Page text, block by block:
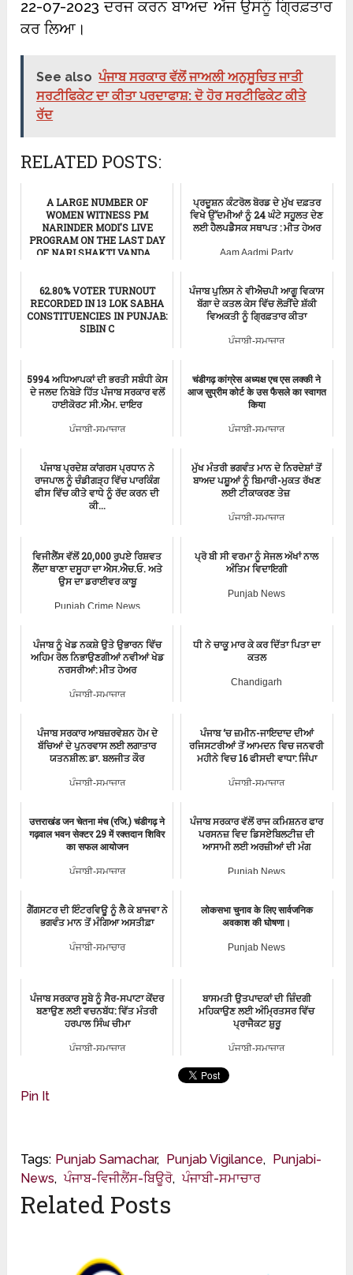
22-07-2023 ਦਰਜ ਕਰਨ ਬਾਅਦ ਅੱਜ ਉਸਨੂੰ ਗ੍ਰਿਫ਼ਤਾਰ
ਕਰ ਲਿਆ।
See also ਪੰਜਾਬ ਸਰਕਾਰ ਵੱਲੋਂ ਜਾਅਲੀ ਅਨੁਸੂਚਿਤ ਜਾਤੀ
ਸਰਟੀਫਿਕੇਟ ਦਾ ਕੀਤਾ ਪਰਦਾਫਾਸ਼: ਦੋ ਹੋਰ ਸਰਟੀਫਿਕੇਟ ਕੀਤੇ
ਰੱਦ
RELATED POSTS:
A LARGE NUMBER OF
WOMEN WITNESS PM
NARINDER MODI'S LIVE
PROGRAM ON THE LAST DAY
OF NARI SHAKTI VANDA...
ਪ੍ਰਦੂਸ਼ਨ ਕੰਟਰੋਲ ਬੋਰਡ ਦੇ ਮੁੱਖ ਦਫ਼ਤਰ
ਵਿਖੇ ਉੱਦਮੀਆਂ ਨੂੰ 24 ਘੰਟੇ ਸਹੂਲਤ ਦੇਣ
ਲਈ ਹੈਲਪਡੈਸਕ ਸਥਾਪਤ : ਮੀਤ ਹੇਅਰ
Aam Aadmi Party
62.80% VOTER TURNOUT
RECORDED IN 13 LOK SABHA
CONSTITUENCIES IN PUNJAB:
SIBIN C
ਪੰਜਾਬ ਪੁਲਿਸ ਨੇ ਵੀਐਚਪੀ ਆਗੂ ਵਿਕਾਸ
ਬੱਗਾ ਦੇ ਕਤਲ ਕੇਸ ਵਿੱਚ ਲੋੜੀਂਦੇ ਸ਼ੱਕੀ
ਵਿਅਕਤੀ ਨੂੰ ਗ੍ਰਿਫ਼ਤਾਰ ਕੀਤਾ
ਪੰਜਾਬੀ-ਸਮਾਚਾਰ
5994 ਅਧਿਆਪਕਾਂ ਦੀ ਭਰਤੀ ਸਬੰਧੀ ਕੇਸ
ਦੇ ਜਲਦ ਨਿਬੇੜੇ ਹਿੱਤ ਪੰਜਾਬ ਸਰਕਾਰ ਵਲੋਂ
ਹਾਈਕੋਰਟ ਸੀ.ਐਮ. ਦਾਇਰ
ਪੰਜਾਬੀ-ਸਮਾਚਾਰ
चंडीगढ़ कांग्रेस अध्यक्ष एच एस लक्की ने
आज सुप्रीम कोर्ट के उस फैसले का स्वागत
किया
ਪੰਜਾਬੀ-ਸਮਾਚਾਰ
ਪੰਜਾਬ ਪ੍ਰਦੇਸ਼ ਕਾਂਗਰਸ ਪ੍ਰਧਾਨ ਨੇ
ਰਾਜਪਾਲ ਨੂੰ ਚੰਡੀਗੜ੍ਹ ਵਿੱਚ ਪਾਰਕਿੰਗ
ਫੀਸ ਵਿੱਚ ਕੀਤੇ ਵਾਧੇ ਨੂੰ ਰੱਦ ਕਰਨ ਦੀ
ਕੀ...
ਮੁੱਖ ਮੰਤਰੀ ਭਗਵੰਤ ਮਾਨ ਦੇ ਨਿਰਦੇਸ਼ਾਂ ਤੋਂ
ਬਾਅਦ ਪਸ਼ੂਆਂ ਨੂੰ ਬਿਮਾਰੀ-ਮੁਕਤ ਰੱਖਣ
ਲਈ ਟੀਕਾਕਰਣ ਤੇਜ਼
ਪੰਜਾਬੀ-ਸਮਾਚਾਰ
ਵਿਜੀਲੈਂਸ ਵੱਲੋਂ 20,000 ਰੁਪਏ ਰਿਸ਼ਵਤ
ਲੈਂਦਾ ਥਾਣਾ ਦਸੂਹਾ ਦਾ ਐਸ.ਐਚ.ਓ. ਅਤੇ
ਉਸ ਦਾ ਡਰਾਈਵਰ ਕਾਬੂ
Punjab Crime News
ਪ੍ਰੋ ਬੀ ਸੀ ਵਰਮਾ ਨੂੰ ਸੇਜਲ ਅੱਖਾਂ ਨਾਲ
ਅੰਤਿਮ ਵਿਦਾਇਗੀ
Punjab News
ਪੰਜਾਬ ਨੂੰ ਖੇਡ ਨਕਸ਼ੇ ਉਤੇ ਉਭਾਰਨ ਵਿੱਚ
ਅਹਿਮ ਰੋਲ ਨਿਭਾਉਣਗੀਆਂ ਨਵੀਆਂ ਖੇਡ
ਨਰਸਰੀਆਂ: ਮੀਤ ਹੇਅਰ
ਪੰਜਾਬੀ-ਸਮਾਚਾਰ
ਧੀ ਨੇ ਚਾਕੂ ਮਾਰ ਕੇ ਕਰ ਦਿੱਤਾ ਪਿਤਾ ਦਾ
ਕਤਲ
Chandigarh
ਪੰਜਾਬ ਸਰਕਾਰ ਆਬਜ਼ਰਵੇਸ਼ਨ ਹੋਮ ਦੇ
ਬੱਚਿਆਂ ਦੇ ਪੁਨਰਵਾਸ ਲਈ ਲਗਾਤਾਰ
ਯਤਨਸ਼ੀਲ: ਡਾ. ਬਲਜੀਤ ਕੌਰ
ਪੰਜਾਬੀ-ਸਮਾਚਾਰ
ਪੰਜਾਬ ‘ਚ ਜ਼ਮੀਨ-ਜਾਇਦਾਦ ਦੀਆਂ
ਰਜਿਸਟਰੀਆਂ ਤੋਂ ਆਮਦਨ ਵਿਚ ਜਨਵਰੀ
ਮਹੀਨੇ ਵਿਚ 16 ਫੀਸਦੀ ਵਾਧਾ: ਜਿੰਪਾ
ਪੰਜਾਬੀ-ਸਮਾਚਾਰ
उत्तराखंड जन चेतना मंच (रजि.) चंडीगढ़ ने
गढ़वाल भवन सेक्टर 29 में रक्तदान शिविर
का सफल आयोजन
ਪੰਜਾਬੀ-ਸਮਾਚਾਰ
ਪੰਜਾਬ ਸਰਕਾਰ ਵੱਲੋਂ ਰਾਜ ਕਮਿਸ਼ਨਰ ਫਾਰ
ਪਰਸਨਜ਼ ਵਿਦ ਡਿਸਏਬਿਲਟੀਜ਼ ਦੀ
ਆਸਾਮੀ ਲਈ ਅਰਜ਼ੀਆਂ ਦੀ ਮੰਗ
Punjab News
ਗੈਂਗਸਟਰ ਦੀ ਇੰਟਰਵਿਊ ਨੂੰ ਲੈ ਕੇ ਬਾਜਵਾ ਨੇ
ਭਗਵੰਤ ਮਾਨ ਤੋਂ ਮੰਗਿਆ ਅਸਤੀਫ਼ਾ
ਪੰਜਾਬੀ-ਸਮਾਚਾਰ
लोकसभा चुनाव के लिए सार्वजनिक
अवकाश की घोषणा।
Punjab News
ਪੰਜਾਬ ਸਰਕਾਰ ਸੂਬੇ ਨੂੰ ਸੈਰ-ਸਪਾਟਾ ਕੇਂਦਰ
ਬਣਾਉਣ ਲਈ ਵਚਨਬੱਧ: ਵਿੱਤ ਮੰਤਰੀ
ਹਰਪਾਲ ਸਿੰਘ ਚੀਮਾ
ਪੰਜਾਬੀ-ਸਮਾਚਾਰ
ਬਾਸਮਤੀ ਉਤਪਾਦਕਾਂ ਦੀ ਜ਼ਿੰਦਗੀ
ਮਹਿਕਾਉਣ ਲਈ ਅੰਮ੍ਰਿਤਸਰ ਵਿੱਚ
ਪ੍ਰਾਜੈਕਟ ਸ਼ੁਰੂ
ਪੰਜਾਬੀ-ਸਮਾਚਾਰ
Pin It
Tags: Punjab Samachar, Punjab Vigilance,
Punjabi-
News, ਪੰਜਾਬ-ਵਿਜੀਲੈਂਸ-ਬਿਊਰੋ, ਪੰਜਾਬੀ-ਸਮਾਚਾਰ
Related Posts